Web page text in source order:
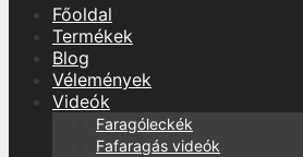
Főoldal
Termékek
Blog
Vélemények
Videók
Faragóleckék
Fafaragás videók